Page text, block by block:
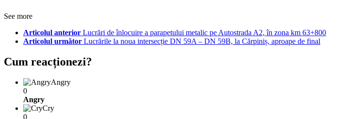
See more
Articolul anterior Lucrări de înlocuire a parapetului metalic pe Autostrada A2, în zona km 63+800
Articolul următor Lucrările la noua intersecție DN 59A – DN 59B, la Cărpiniș, aproape de final
Cum reacționezi?
Angry
0
Angry
Cry
0